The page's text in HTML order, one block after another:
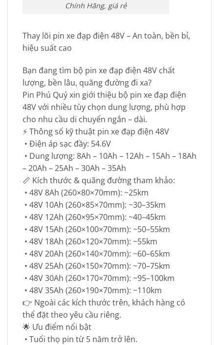
Chính Hãng, giá rẻ
Thay lõi pin xe đạp điện 48V – An toàn, bền bỉ,
hiệu suất cao
Bạn đang tìm bộ pin xe đạp điện 48V chất
lượng, bền lâu, quãng đường đi xa?
Pin Phú Quý xin giới thiệu bộ pin xe đạp điện
48V với nhiều tùy chọn dung lượng, phù hợp
cho nhu cầu di chuyển ngắn – dài.
⚡ Thông số kỹ thuật pin xe đạp điện 48V
• Điện áp sạc đầy: 54.6V
• Dung lượng: 8Ah – 10Ah – 12Ah – 15Ah – 18Ah
– 20Ah – 25Ah – 30Ah – 35Ah
📏 Kích thước & quãng đường tham khảo:
• 48V 8Ah (260×80×70mm): ~25km
• 48V 10Ah (260×85×70mm): ~30–35km
• 48V 12Ah (260×95×70mm): ~40–45km
• 48V 15Ah (260×100×70mm): ~50–55km
• 48V 18Ah (260×120×70mm): ~55km
• 48V 20Ah (260×140×70mm): ~60–65km
• 48V 25Ah (260×150×70mm): ~70–75km
• 48V 30Ah (260×170×70mm): ~95–100km
• 48V 35Ah (260×190×70mm): ~110km
👉 Ngoài các kích thước trên, khách hàng có
thể đặt theo yêu cầu riêng.
🌟 Ưu điểm nổi bật
• Tuổi thọ pin từ 5 năm trở lên.